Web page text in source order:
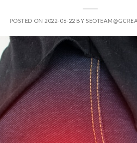
POSTED ON 2022-06-22 BY